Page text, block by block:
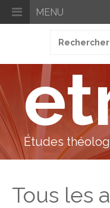
MENU
pour
Études
Tous les